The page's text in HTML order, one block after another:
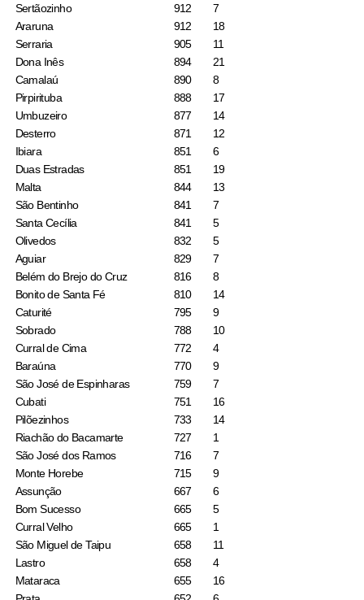
Sertãozinho
912
7
Araruna
912
18
Serraria
905
11
Dona Inês
894
21
Camalaú
890
8
Pirpirituba
888
17
Umbuzeiro
877
14
Desterro
871
12
Ibiara
851
6
Duas Estradas
851
19
Malta
844
13
São Bentinho
841
7
Santa Cecília
841
5
Olivedos
832
5
Aguiar
829
7
Belém do Brejo do Cruz
816
8
Bonito de Santa Fé
810
14
Caturité
795
9
Sobrado
788
10
Curral de Cima
772
4
Baraúna
770
9
São José de Espinharas
759
7
Cubati
751
16
Pilõezinhos
733
14
Riachão do Bacamarte
727
1
São José dos Ramos
716
7
Monte Horebe
715
9
Assunção
667
6
Bom Sucesso
665
5
Curral Velho
665
1
São Miguel de Taipu
658
11
Lastro
658
4
Mataraca
655
16